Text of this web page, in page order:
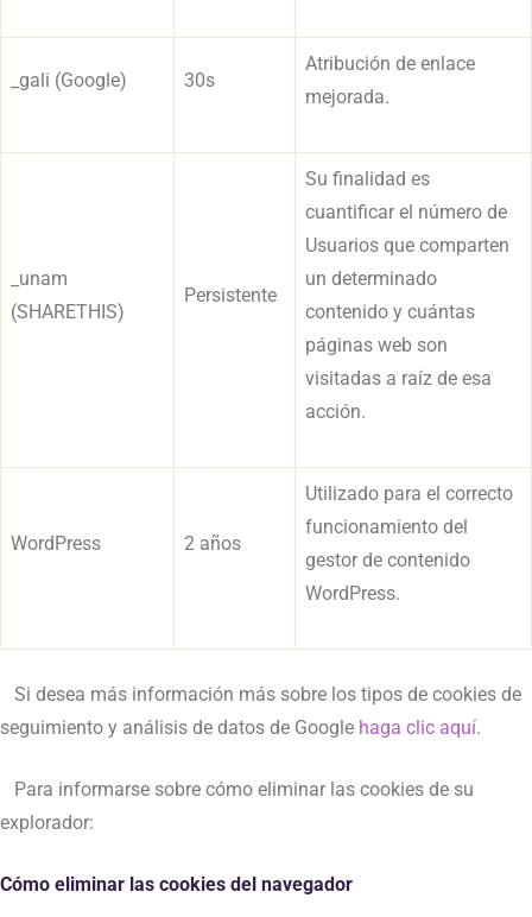
_gali (Google) 30s
Atribución de enlace
mejorada.
_unam
(SHARETHIS)
Persistente
Su finalidad es
cuantificar el número de
Usuarios que comparten
un determinado
contenido y cuántas
páginas web son
visitadas a raíz de esa
acción.
WordPress 2 años
Utilizado para el correcto
funcionamiento del
gestor de contenido
WordPress.
Si desea más información más sobre los tipos de cookies de
seguimiento y análisis de datos de Google haga clic aquí.
Para informarse sobre cómo eliminar las cookies de su
explorador:
Cómo eliminar las cookies del navegador